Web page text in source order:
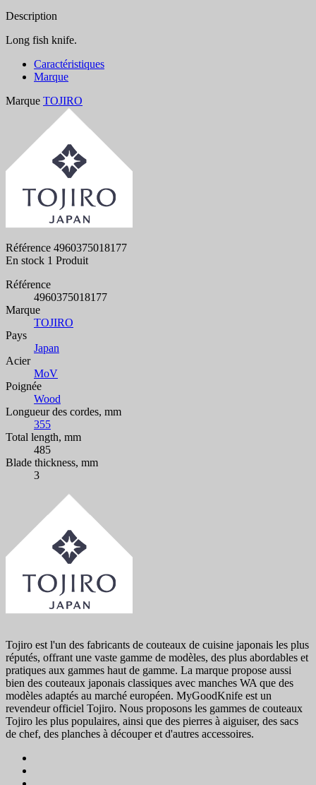
Description
Long fish knife.
Caractéristiques
Marque
Marque TOJIRO
Référence 4960375018177
En stock 1 Produit
Référence
4960375018177
Marque
TOJIRO
Pays
Japan
Acier
MoV
Poignée
Wood
Longueur des cordes, mm
355
Total length, mm
485
Blade thickness, mm
3
Tojiro est l'un des fabricants de couteaux de cuisine japonais les plus
réputés, offrant une vaste gamme de modèles, des plus abordables et
pratiques aux gammes haut de gamme. La marque propose aussi
bien des couteaux japonais classiques avec manches WA que des
modèles adaptés au marché européen. MyGoodKnife est un
revendeur officiel Tojiro. Nous proposons les gammes de couteaux
Tojiro les plus populaires, ainsi que des pierres à aiguiser, des sacs
de chef, des planches à découper et d'autres accessoires.